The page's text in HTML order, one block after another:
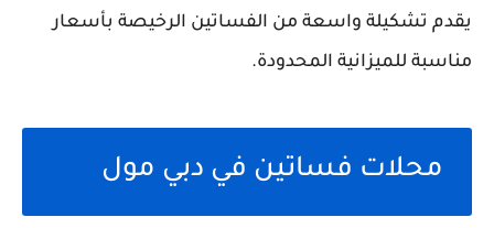
يقدم تشكيلة واسعة من الفساتين الرخيصة بأسعار
مناسبة للميزانية المحدودة.
محلات فساتين في دبي مول